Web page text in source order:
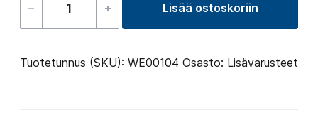
–
Spa
vacuum
+ Lisää ostoskoriin
Tuotetunnus (SKU): WE00104 Osasto: Lisävarusteet